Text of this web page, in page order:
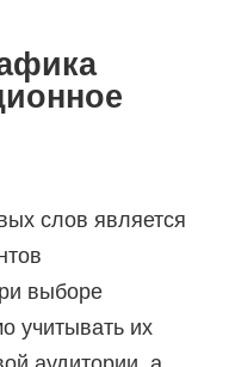
слов является
выборе
учитывать их